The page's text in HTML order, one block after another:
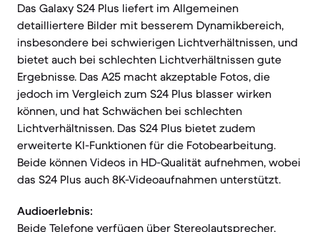
Das Galaxy S24 Plus liefert im Allgemeinen
detailliertere Bilder mit besserem Dynamikbereich,
insbesondere bei schwierigen Lichtverhältnissen, und
bietet auch bei schlechten Lichtverhältnissen gute
Ergebnisse. Das A25 macht akzeptable Fotos, die
jedoch im Vergleich zum S24 Plus blasser wirken
können, und hat Schwächen bei schlechten
Lichtverhältnissen. Das S24 Plus bietet zudem
erweiterte KI-Funktionen für die Fotobearbeitung.
Beide können Videos in HD-Qualität aufnehmen, wobei
das S24 Plus auch 8K-Videoaufnahmen unterstützt.
Audioerlebnis:
Beide Telefone verfügen über Stereolautsprecher,